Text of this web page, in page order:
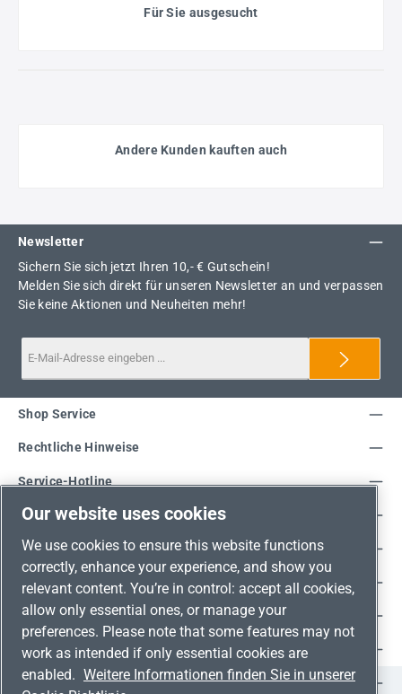
Für Sie ausgesucht
Andere Kunden kauften auch
Newsletter
Sichern Sie sich jetzt Ihren 10,- € Gutschein!
Melden Sie sich direkt für unseren Newsletter an und verpassen
Sie keine Aktionen und Neuheiten mehr!
Service-Hotline
Shop Service
Rechtliche Hinweise
Unsere Vorteile
Versandarten
Zahlungsarten
Adresse
Umweltschutz & Partnerschaft
Jetzt auf Social Media folgen!
Our website uses cookies
We use cookies to ensure this website functions
correctly, enhance your experience, and show you
relevant content. You’re in control: accept all cookies,
allow only essential ones, or manage your
preferences. Please note that some features may not
work as intended if only essential cookies are
enabled. Weitere Informationen finden Sie in unserer